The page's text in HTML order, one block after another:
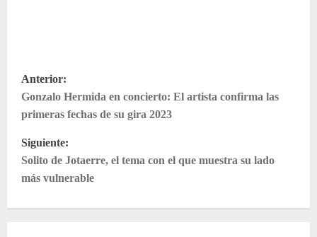
N
a
v
e
Anterior:
Gonzalo Hermida en concierto: El artista confirma las
primeras fechas de su gira 2023
Siguiente:
Solito de Jotaerre, el tema con el que muestra su lado
más vulnerable